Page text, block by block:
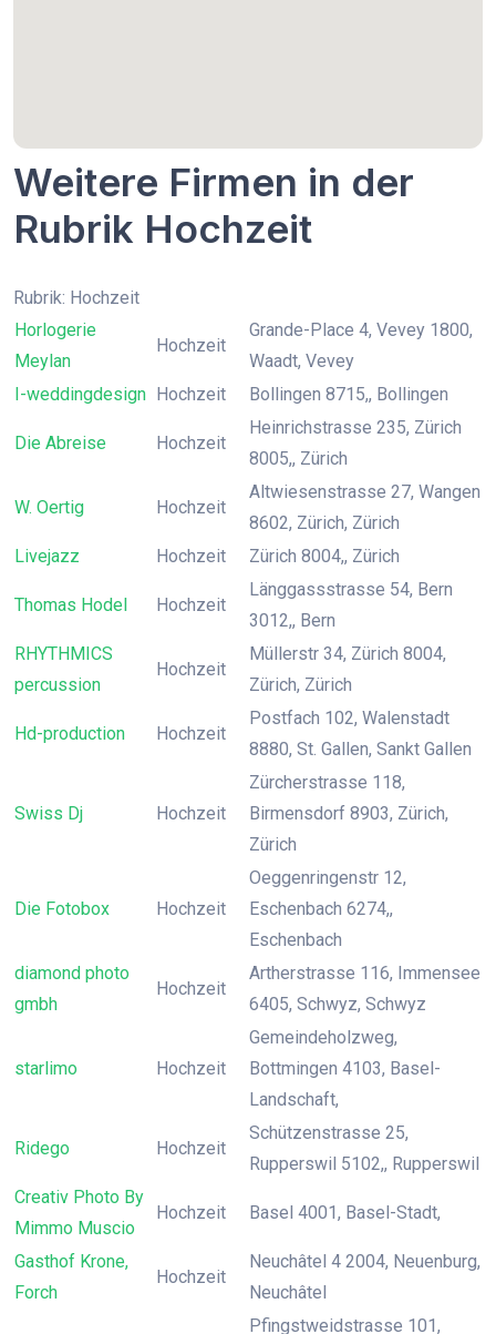
Weitere Firmen in der
Rubrik Hochzeit
Rubrik: Hochzeit
Horlogerie
Meylan
Hochzeit
Grande-Place 4, Vevey 1800,
Waadt, Vevey
I-weddingdesign Hochzeit Bollingen 8715,, Bollingen
Die Abreise Hochzeit
Heinrichstrasse 235, Zürich
8005,, Zürich
W. Oertig Hochzeit
Altwiesenstrasse 27, Wangen
8602, Zürich, Zürich
Livejazz
Hochzeit Zürich 8004,, Zürich
Thomas Hodel Hochzeit
Länggassstrasse 54, Bern
3012,, Bern
RHYTHMICS
percussion
Hochzeit
Müllerstr 34, Zürich 8004,
Zürich, Zürich
Hd-production Hochzeit
Postfach 102, Walenstadt
8880, St. Gallen, Sankt Gallen
Swiss Dj Hochzeit
Zürcherstrasse 118,
Birmensdorf 8903, Zürich,
Zürich
Die Fotobox Hochzeit
Oeggenringenstr 12,
Eschenbach 6274,,
Eschenbach
diamond photo
gmbh
Hochzeit
Artherstrasse 116, Immensee
6405, Schwyz, Schwyz
starlimo Hochzeit
Gemeindeholzweg,
Bottmingen 4103, Basel-
Landschaft,
Ridego Hochzeit
Schützenstrasse 25,
Rupperswil 5102,, Rupperswil
Creativ Photo By
Mimmo Muscio
Hochzeit Basel 4001, Basel-Stadt,
Gasthof Krone,
Forch
Hochzeit
Neuchâtel 4 2004, Neuenburg,
Neuchâtel
Pfingstweidstrasse 101,